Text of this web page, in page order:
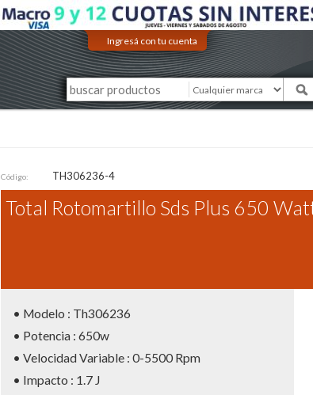
Ingresá con tu cuenta
Código: TH306236-4
Total Rotomartillo Sds Plus 650
• Modelo : Th306236
• Potencia : 650w
• Velocidad Variable : 0-5500 Rpm
• Impacto : 1.7 J